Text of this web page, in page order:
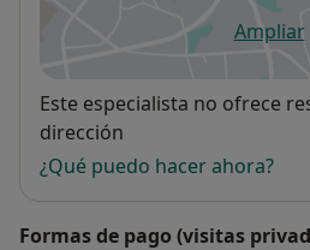
Ampliar
se
Disponibilidad
Este especialista no ofrece
dirección
¿Qué puedo hacer ahora?
Formas de pago (visitas